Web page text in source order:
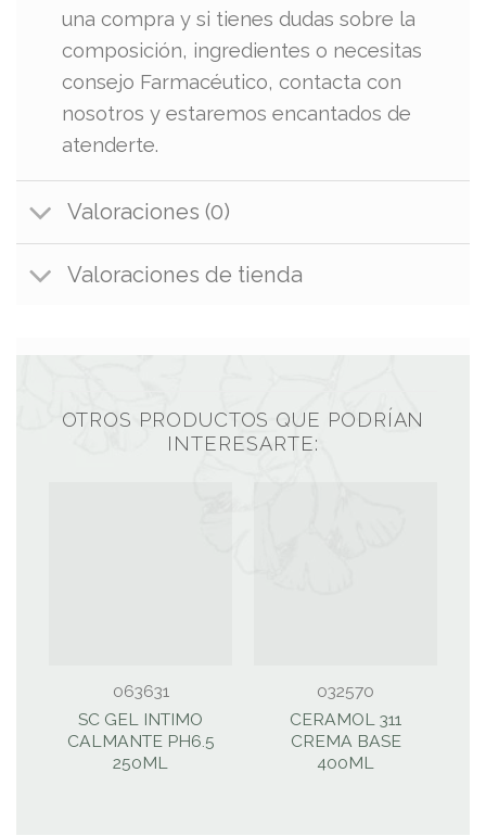
una compra y si tienes dudas sobre la
composición, ingredientes o necesitas
consejo Farmacéutico, contacta con
nosotros y estaremos encantados de
atenderte.
Valoraciones (0)
Valoraciones de tienda
OTROS PRODUCTOS QUE PODRÍAN
INTERESARTE:
063631
SC GEL INTIMO
CALMANTE PH6.5
250ML
032570
CERAMOL 311
CREMA BASE
400ML